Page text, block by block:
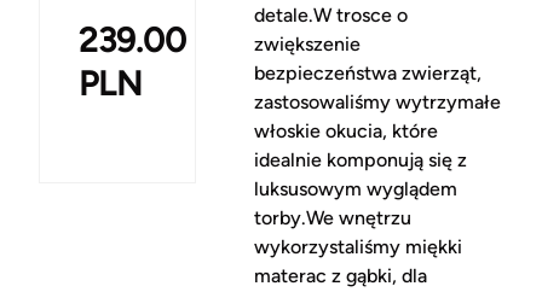
239.00
PLN
detale.W trosce o
zwiększenie
bezpieczeństwa zwierząt,
zastosowaliśmy wytrzymałe
włoskie okucia, które
idealnie komponują się z
luksusowym wyglądem
torby.We wnętrzu
wykorzystaliśmy miękki
materac z gąbki, dla